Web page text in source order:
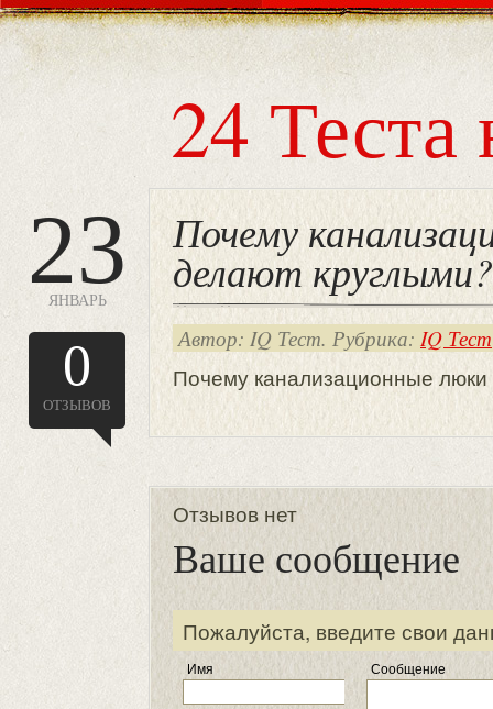
24 Теста
23
ЯНВАРЬ
0
ОТЗЫВОВ
Почему
делают
Автор: IQ Тест. Рубрика: IQ Тест
Почему канализационные
Отзывов нет
Ваше сообщение
Пожалуйста, введите свои
Имя Сообщение